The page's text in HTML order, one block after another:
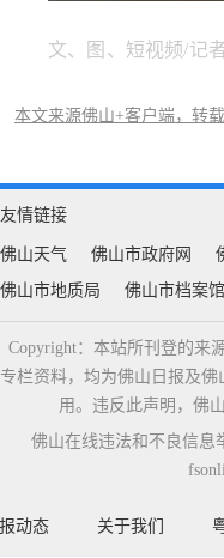
文、图、短视频/记
本文来源佛山+客户端，转
友情链接
佛山天气 佛山市政府网
佛山市地质局
佛山市档案馆
Copyright：本站所刊登的来
专栏资料，均为佛山日报及
用。违反此声明，佛
佛山在线违法和不良信息
动态 关于我们